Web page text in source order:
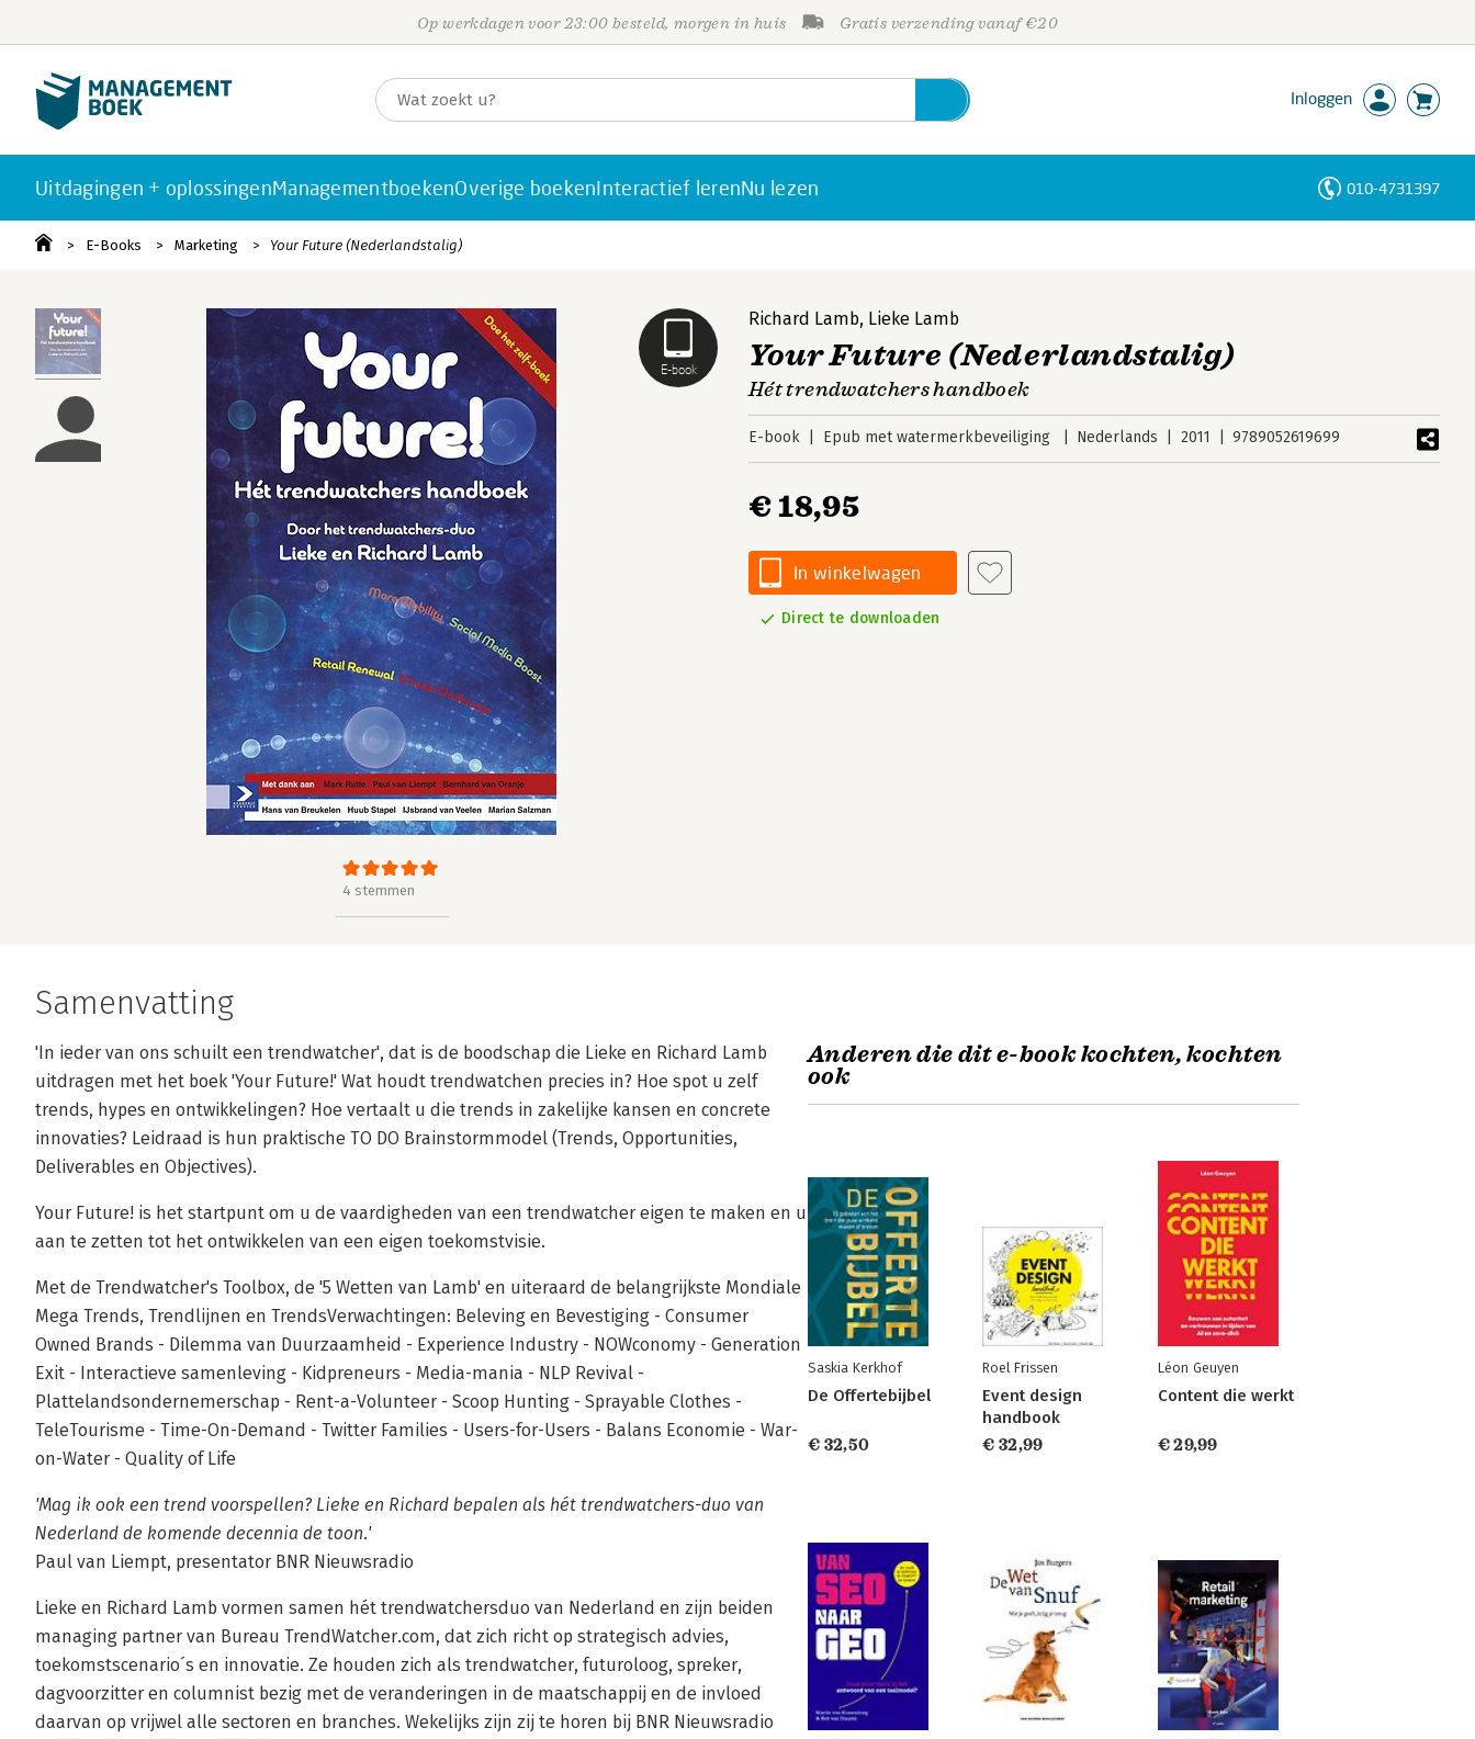
Op werkdagen voor 23:00 besteld, morgen in huis Gratis verzending vanaf €20
Inloggen
Uitdagingen + oplossingenManagementboekenOverige boekenInteractief lerenNu lezen 010-4731397
E-Books Marketing Your Future (Nederlandstalig)
E-book
4 stemmen
Richard Lamb, Lieke Lamb
Your Future (Nederlandstalig)
Hét trendwatchers handboek
E-book Epub met watermerkbeveiliging Nederlands 2011 9789052619699
€ 18,95
In winkelwagen
Direct te downloaden
Samenvatting
'In ieder van ons schuilt een trendwatcher', dat is de boodschap die Lieke en Richard Lamb
uitdragen met het boek 'Your Future!' Wat houdt trendwatchen precies in? Hoe spot u zelf
trends, hypes en ontwikkelingen? Hoe vertaalt u die trends in zakelijke kansen en concrete
innovaties? Leidraad is hun praktische TO DO Brainstormmodel (Trends, Opportunities,
Deliverables en Objectives).
Your Future! is het startpunt om u de vaardigheden van een trendwatcher eigen te maken en u
aan te zetten tot het ontwikkelen van een eigen toekomstvisie.
Met de Trendwatcher's Toolbox, de '5 Wetten van Lamb' en uiteraard de belangrijkste Mondiale
Mega Trends, Trendlijnen en TrendsVerwachtingen: Beleving en Bevestiging - Consumer
Owned Brands - Dilemma van Duurzaamheid - Experience Industry - NOWconomy - Generation
Exit - Interactieve samenleving - Kidpreneurs - Media-mania - NLP Revival -
Plattelandsondernemerschap - Rent-a-Volunteer - Scoop Hunting - Sprayable Clothes -
TeleTourisme - Time-On-Demand - Twitter Families - Users-for-Users - Balans Economie - War-
on-Water - Quality of Life
'Mag ik ook een trend voorspellen? Lieke en Richard bepalen als hét trendwatchers-duo van
Nederland de komende decennia de toon.'
Paul van Liempt, presentator BNR Nieuwsradio
Lieke en Richard Lamb vormen samen hét trendwatchersduo van Nederland en zijn beiden
managing partner van Bureau TrendWatcher.com, dat zich richt op strategisch advies,
toekomstscenario´s en innovatie. Ze houden zich als trendwatcher, futuroloog, spreker,
dagvoorzitter en columnist bezig met de veranderingen in de maatschappij en de invloed
daarvan op vrijwel alle sectoren en branches. Wekelijks zijn zij te horen bij BNR Nieuwsradio
Anderen die dit e-book kochten, kochten
ook
Saskia Kerkhof
De Offertebijbel
€ 32,50
Roel Frissen
Event design
handbook
€ 32,99
Léon Geuyen
Content die werkt
€ 29,99
Personen